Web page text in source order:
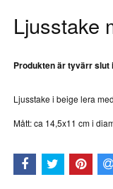
Ljusstake
Produkten är tyvärr slut
Ljusstake i beige lera
Mått: ca 14,5x11 cm i